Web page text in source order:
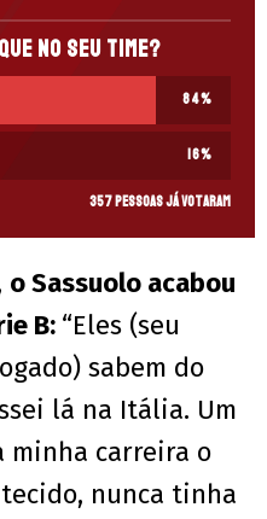
no seu time?
84%
16%
357 pessoas já votaram
o Sassuolo acabou
B: “Eles (seu
sabem do
lá na Itália. Um
minha carreira o
nunca tinha